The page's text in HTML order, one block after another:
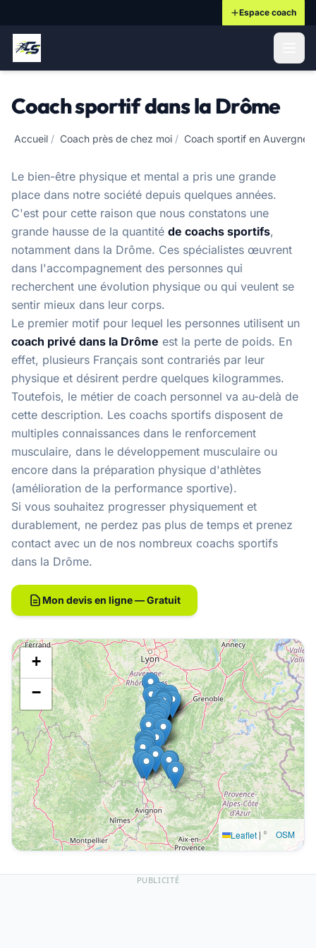
Espace coach
Coach sportif dans la Drôme
Accueil / Coach près de chez moi / Coach sportif en Auvergne-
Le bien-être physique et mental a pris une grande
place dans notre société depuis quelques années.
C'est pour cette raison que nous constatons une
grande hausse de la quantité de coachs sportifs,
notamment dans la Drôme. Ces spécialistes œuvrent
dans l'accompagnement des personnes qui
recherchent une évolution physique ou qui veulent se
sentir mieux dans leur corps.
Le premier motif pour lequel les personnes utilisent un
coach privé dans la Drôme est la perte de poids. En
effet, plusieurs Français sont contrariés par leur
physique et désirent perdre quelques kilogrammes.
Toutefois, le métier de coach personnel va au-delà de
cette description. Les coachs sportifs disposent de
multiples connaissances dans le renforcement
musculaire, dans le développement musculaire ou
encore dans la préparation physique d'athlètes
(amélioration de la performance sportive).
Si vous souhaitez progresser physiquement et
durablement, ne perdez pas plus de temps et prenez
contact avec un de nos nombreux coachs sportifs
dans la Drôme.
Mon devis en ligne — Gratuit
+
−
Leaflet | © OSM
PUBLICITÉ